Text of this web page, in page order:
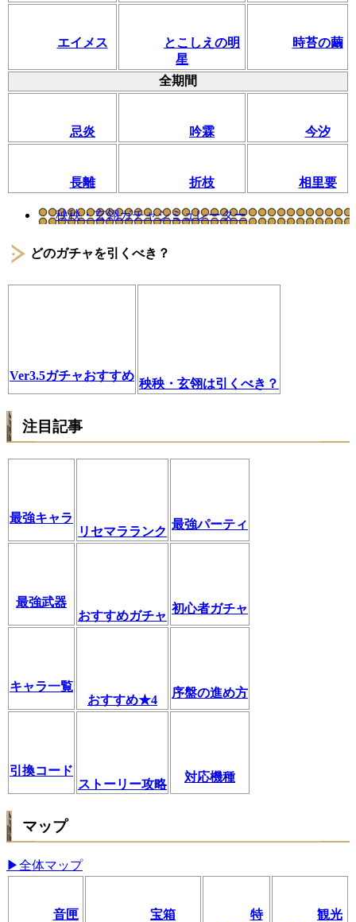
エイメス
とこしえの明
星
時苔の繭
全期間
忌炎 吟霖 今汐
長離 折枝 相里要
秧秧・玄翎ガチャシミュレーター
どのガチャを引くべき？
Ver3.5ガチャおすすめ
秧秧・玄翎は引くべき？
注目記事
最強キャラ
リセマラランク 最強パーティ
最強武器
おすすめガチャ 初心者ガチャ
キャラ一覧
おすすめ★4
序盤の進め方
引換コード
ストーリー攻略
対応機種
マップ
▶全体マップ
音匣 宝箱
特
観光